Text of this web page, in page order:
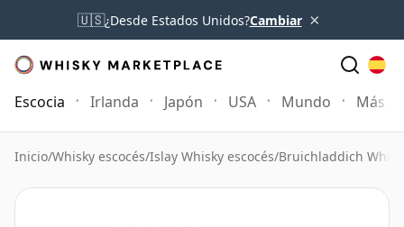
🇺🇸¿Desde Estados Unidos?Cambiar ×
Escocia Irlanda Japón USA Mundo Más
Inicio/Whisky escocés/Islay Whisky escocés/Bruichladdich